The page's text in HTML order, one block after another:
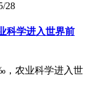
28
科学进入世界前
，农业科学进入世